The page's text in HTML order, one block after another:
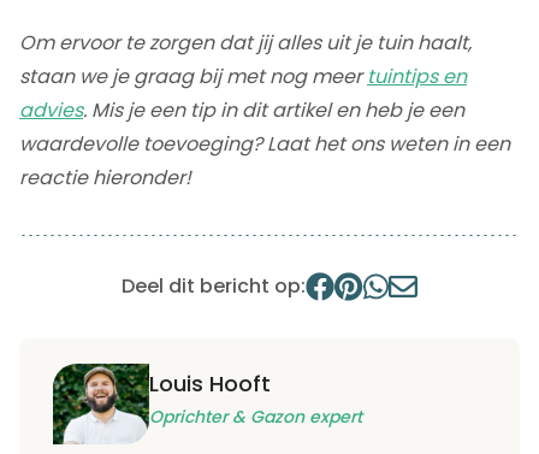
Om ervoor te zorgen dat jij alles uit je tuin haalt,
staan we je graag bij met nog meertuintips en
advies. Mis je een tip in dit artikel en heb je een
waardevolle toevoeging? Laat het ons weten in een
reactie hieronder!
Deel dit bericht op:
Louis Hooft
Oprichter & Gazon expert